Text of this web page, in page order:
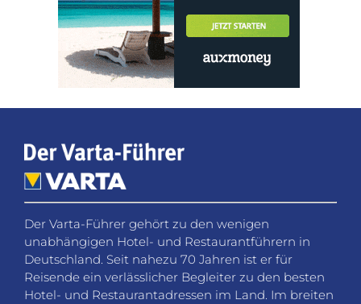
Der Varta-Führer gehört zu den wenigen
unabhängigen Hotel- und Restaurantführern in
Deutschland. Seit nahezu 70 Jahren ist er für
Reisende ein verlässlicher Begleiter zu den besten
Hotel- und Restaurantadressen im Land. Im breiten